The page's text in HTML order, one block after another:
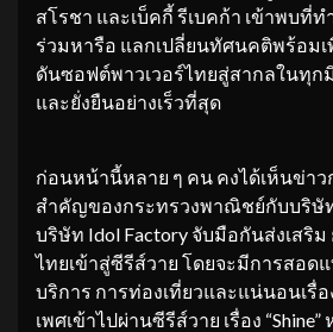
สโรชา และเบ็คกี้ รีเบคก้า เข้าพบที่ท
ร่วมหารือ แลกเปลี่ยนทัศนคติพร้อม
ดันซอฟต์พาวเวอร์ไทยสู่สากลในทุก
และยั่งยืนอย่างเร็วที่สุด
ก่อนหน้านี้หลาย ๆ คน คงได้เห็นข่า
สำคัญของกระทรวงพาณิชย์กับบริษัท
บริษัท Idol Factory จับมือกันส่งเสริ
ไทยเข้าสู่ซีรีส์วาย โดยจะมีการสอ
บริการ การท่องเที่ยวและแน่นอนเรื่
เพศเข้าไปผ่านซีรีส์วาย เรื่อง “Shine”